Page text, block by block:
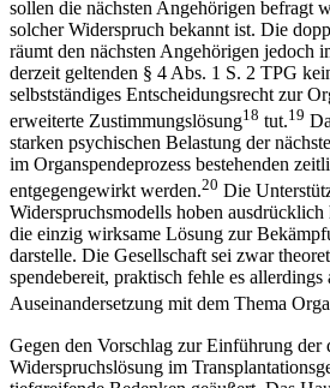
sollen die nächsten Angehörigen befragt
solcher Widerspruch bekannt ist. Die
räumt den nächsten Angehörigen jedoch
derzeit geltenden § 4 Abs. 1 S. 2 TPG
selbstständiges Entscheidungsrecht zur
erweiterte Zustimmungslösung18 tut.19
starken psychischen Belastung der
im Organspendeprozess bestehenden
entgegengewirkt werden.20 Die
Widerspruchsmodells hoben
die einzig wirksame Lösung zur
darstelle. Die Gesellschaft sei zwar
spendebereit, praktisch fehle es allerdings
Auseinandersetzung mit dem Thema
Gegen den Vorschlag zur Einführung der
Widerspruchslösung im